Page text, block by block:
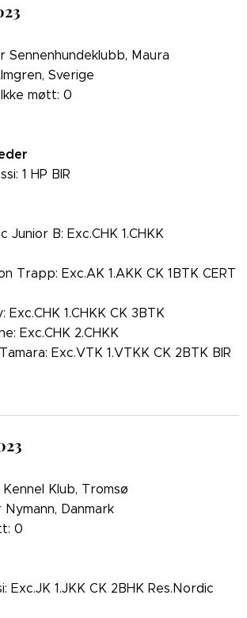
Sennenhundeklubb, Maura
Sverige
møtt: 0
1 HP BIR
Junior B: Exc.CHK 1.CHKK
Trapp: Exc.AK 1.AKK CK 1BTK CERT
Exc.CHK 1.CHKK CK 3BTK
Exc.CHK 2.CHKK
Exc.VTK 1.VTKK CK 2BTK BIR
Klub, Tromsø
Nymann, Danmark
0
Exc.JK 1.JKK CK 2BHK Res.Nordic